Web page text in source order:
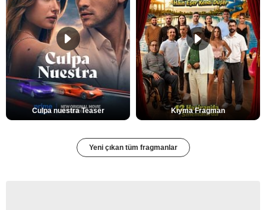
Culpa nuestra Teaser Kıyma Fragman
Yeni çıkan tüm fragmanlar